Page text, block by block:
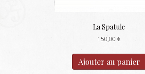
La Spatule
150,00 €
Ajouter au panier